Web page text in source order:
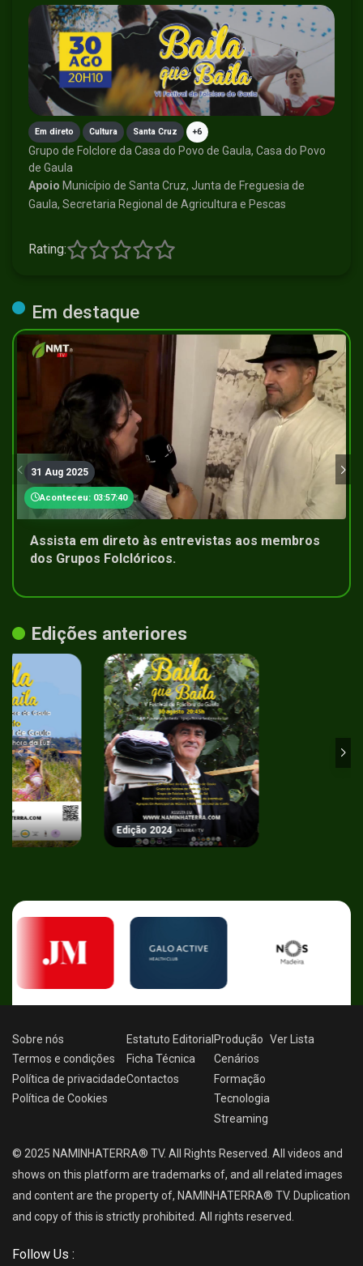
Em direto Cultura Santa Cruz +6
Grupo de Folclore da Casa do Povo de Gaula, Casa do Povo
de Gaula
Apoio Município de Santa Cruz, Junta de Freguesia de
Gaula, Secretaria Regional de Agricultura e Pescas
Rating:
Em destaque
31 Aug 2025
Aconteceu: 03:57:40
Assista em direto às entrevistas aos membros
dos Grupos Folclóricos.
Edições anteriores
Edição 2024
Sobre nós
Termos e condições
Política de privacidade
Política de Cookies
Estatuto Editorial
Ficha Técnica
Contactos
Produção
Cenários
Formação
Tecnologia
Streaming
Ver Lista
© 2025 NAMINHATERRA® TV. All Rights Reserved. All videos and
shows on this platform are trademarks of, and all related images
and content are the property of, NAMINHATERRA® TV. Duplication
and copy of this is strictly prohibited. All rights reserved.
Follow Us :